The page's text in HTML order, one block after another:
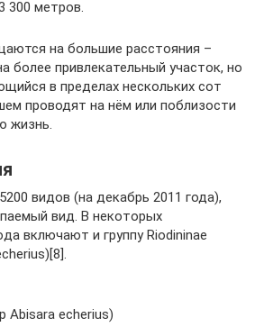
300 метров.
на большие расстояния –
более привлекательный участок, но
в пределах нескольких сот
проводят на нём или поблизости
жизнь.
видов (на декабрь 2011 года),
вид. В некоторых
включают и группу Riodininae
Abisara echerius)